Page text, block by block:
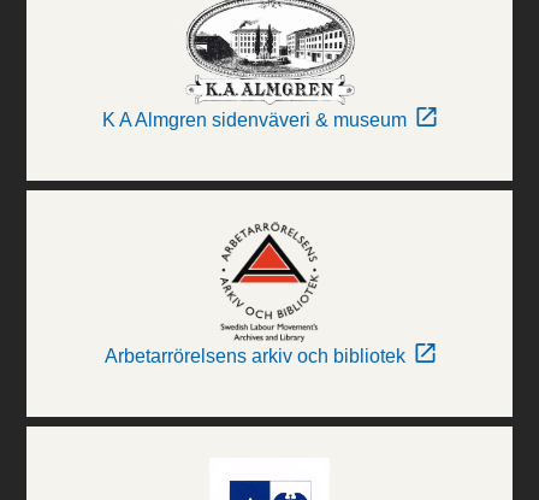
K A Almgren sidenväveri & museum
Arbetarrörelsens arkiv och bibliotek